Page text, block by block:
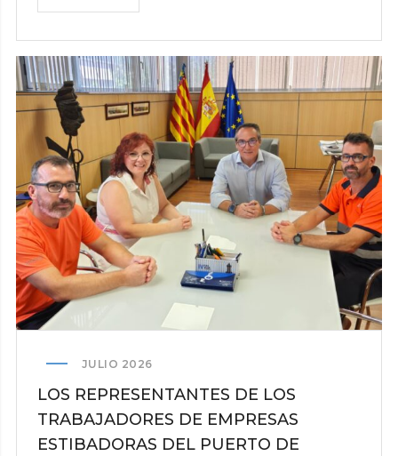
COMITÉ
EMPRESA
DE
LA
AUTORIDAD
PORTUARIA
DE
BARCELONA
ANUNCIA
MOVILIZACIONES
ANTE
EL
POSIBLE
RECORTE
SALARIAL
PLANTILLA
JULIO 2026
LOS REPRESENTANTES DE LOS
TRABAJADORES DE EMPRESAS
ESTIBADORAS DEL PUERTO DE